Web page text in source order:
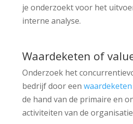
je onderzoekt voor het
interne analyse.
Waardeketen of
Onderzoek het
bedrijf door een waardeketen
de hand van de primaire en
activiteiten van de